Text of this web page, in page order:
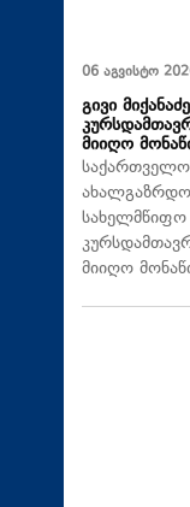
06 აგვისტო
გივი
მიიღო
სახელმწიფო
მიიღო